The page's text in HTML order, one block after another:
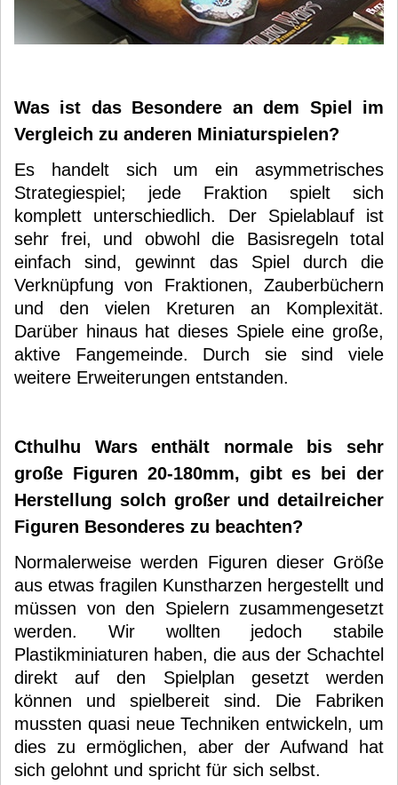
Was ist das Besondere an dem Spiel im
Vergleich zu anderen Miniaturspielen?
Es handelt sich um ein asymmetrisches
Strategiespiel; jede Fraktion spielt sich
komplett unterschiedlich. Der Spielablauf ist
sehr frei, und obwohl die Basisregeln total
einfach sind, gewinnt das Spiel durch die
Verknüpfung von Fraktionen, Zauberbüchern
und den vielen Kreturen an Komplexität.
Darüber hinaus hat dieses Spiele eine große,
aktive Fangemeinde. Durch sie sind viele
weitere Erweiterungen entstanden.
Cthulhu Wars enthält normale bis sehr
große Figuren 20-180mm, gibt es bei der
Herstellung solch großer und detailreicher
Figuren Besonderes zu beachten?
Normalerweise werden Figuren dieser Größe
aus etwas fragilen Kunstharzen hergestellt und
müssen von den Spielern zusammengesetzt
werden. Wir wollten jedoch stabile
Plastikminiaturen haben, die aus der Schachtel
direkt auf den Spielplan gesetzt werden
können und spielbereit sind. Die Fabriken
mussten quasi neue Techniken entwickeln, um
dies zu ermöglichen, aber der Aufwand hat
sich gelohnt und spricht für sich selbst.